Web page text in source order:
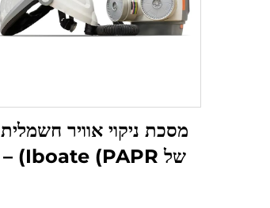
מסכת ניקוי אוויר חשמלית
של Iboate (PAPR) –